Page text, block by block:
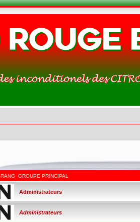
RANG GROUPE PRINCIPAL
Administrateurs
Administrateurs